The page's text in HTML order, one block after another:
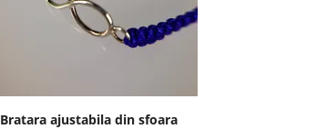
Bratara ajustabila din sfoara